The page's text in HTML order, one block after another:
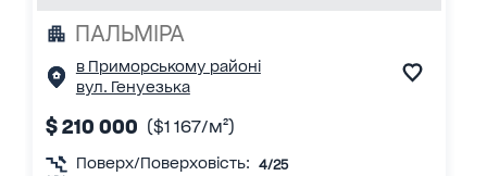
ПАЛЬМІРА
в Приморському районі
вул. Генуезька
$ 210 000 ($1 167/м²)
Поверх/Поверховість: 4/25